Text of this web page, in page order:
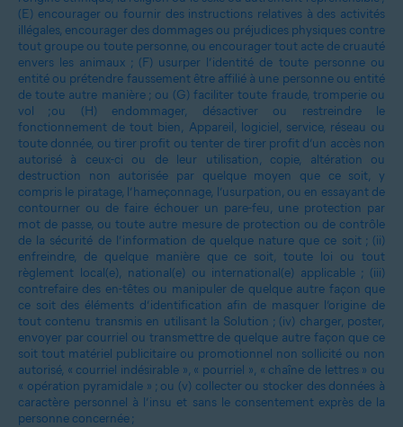
(E) encourager ou fournir des instructions relatives à des activités
illégales, encourager des dommages ou préjudices physiques contre
tout groupe ou toute personne, ou encourager tout acte de cruauté
envers les animaux ; (F) usurper l’identité de toute personne ou
entité ou prétendre faussement être affilié à une personne ou entité
de toute autre manière ; ou (G) faciliter toute fraude, tromperie ou
vol ;ou (H) endommager, désactiver ou restreindre le
fonctionnement de tout bien, Appareil, logiciel, service, réseau ou
toute donnée, ou tirer profit ou tenter de tirer profit d’un accès non
autorisé à ceux-ci ou de leur utilisation, copie, altération ou
destruction non autorisée par quelque moyen que ce soit, y
compris le piratage, l’hameçonnage, l’usurpation, ou en essayant de
contourner ou de faire échouer un pare-feu, une protection par
mot de passe, ou toute autre mesure de protection ou de contrôle
de la sécurité de l’information de quelque nature que ce soit ; (ii)
enfreindre, de quelque manière que ce soit, toute loi ou tout
règlement local(e), national(e) ou international(e) applicable ; (iii)
contrefaire des en-têtes ou manipuler de quelque autre façon que
ce soit des éléments d’identification afin de masquer l’origine de
tout contenu transmis en utilisant la Solution ; (iv) charger, poster,
envoyer par courriel ou transmettre de quelque autre façon que ce
soit tout matériel publicitaire ou promotionnel non sollicité ou non
autorisé, « courriel indésirable », « pourriel », « chaîne de lettres » ou
« opération pyramidale » ; ou (v) collecter ou stocker des données à
caractère personnel à l’insu et sans le consentement exprès de la
personne concernée ;